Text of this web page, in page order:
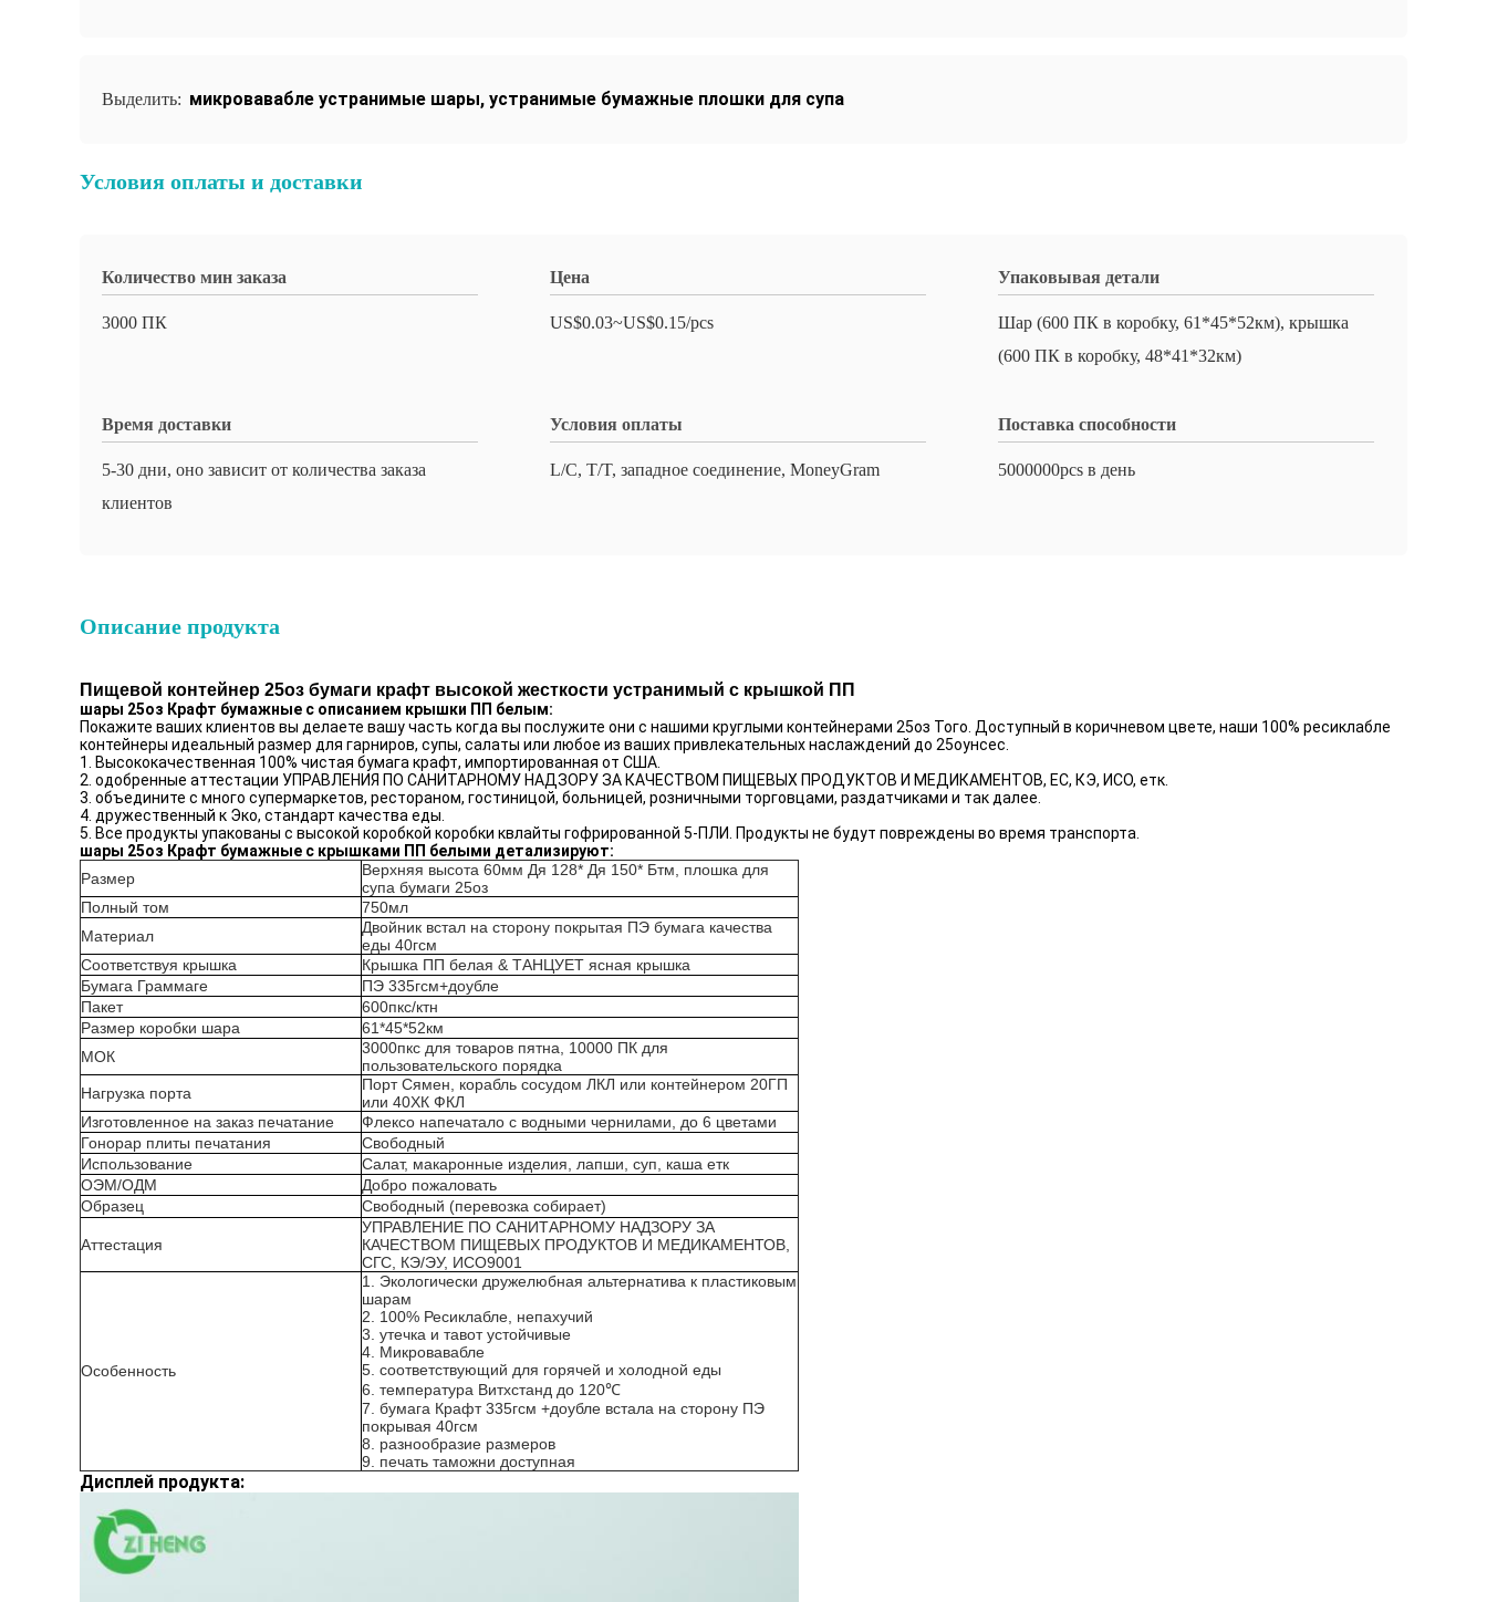
Выделить: микровавабле устранимые шары, устранимые бумажные плошки для супа
Условия оплаты и доставки
Количество мин заказа
3000 ПК
Цена
US$0.03~US$0.15/pcs
Упаковывая детали
Шар (600 ПК в коробку, 61*45*52км), крышка
(600 ПК в коробку, 48*41*32км)
Время доставки
5-30 дни, оно зависит от количества заказа
клиентов
Условия оплаты
L/C, T/T, западное соединение, MoneyGram
Поставка способности
5000000pcs в день
Описание продукта
Пищевой контейнер 25оз бумаги крафт высокой жесткости устранимый с крышкой ПП
шары 25оз Крафт бумажные с описанием крышки ПП белым:
Покажите ваших клиентов вы делаете вашу часть когда вы послужите они с нашими круглыми контейнерами 25оз Того. Доступный в коричневом цвете, наши 100% ресиклабле
контейнеры идеальный размер для гарниров, супы, салаты или любое из ваших привлекательных наслаждений до 25оунсес.
1. Высококачественная 100% чистая бумага крафт, импортированная от США.
2. одобренные аттестации УПРАВЛЕНИЯ ПО САНИТАРНОМУ НАДЗОРУ ЗА КАЧЕСТВОМ ПИЩЕВЫХ ПРОДУКТОВ И МЕДИКАМЕНТОВ, ЕС, КЭ, ИСО, етк.
3. объедините с много супермаркетов, рестораном, гостиницой, больницей, розничными торговцами, раздатчиками и так далее.
4. дружественный к Эко, стандарт качества еды.
5. Все продукты упакованы с высокой коробкой коробки квлайты гофрированной 5-ПЛИ. Продукты не будут повреждены во время транспорта.
шары 25оз Крафт бумажные с крышками ПП белыми детализируют:
Размер
Верхняя высота 60мм Дя 128* Дя 150* Бтм, плошка для
супа бумаги 25оз
Полный том
750мл
Материал
Двойник встал на сторону покрытая ПЭ бумага качества
еды 40гсм
Соответствуя крышка
Крышка ПП белая & ТАНЦУЕТ ясная крышка
Бумага Граммаге
ПЭ 335гсм+доубле
Пакет
600пкс/ктн
Размер коробки шара
61*45*52км
МОК
3000пкс для товаров пятна, 10000 ПК для
пользовательского порядка
Нагрузка порта
Порт Сямен, корабль сосудом ЛКЛ или контейнером 20ГП
или 40ХК ФКЛ
Изготовленное на заказ печатание
Флексо напечатало с водными чернилами, до 6 цветами
Гонорар плиты печатания
Свободный
Использование
Салат, макаронные изделия, лапши, суп, каша етк
ОЭМ/ОДМ
Добро пожаловать
Образец
Свободный (перевозка собирает)
Аттестация
УПРАВЛЕНИЕ ПО САНИТАРНОМУ НАДЗОРУ ЗА
КАЧЕСТВОМ ПИЩЕВЫХ ПРОДУКТОВ И МЕДИКАМЕНТОВ,
СГС, КЭ/ЭУ, ИСО9001
Особенность
1. Экологически дружелюбная альтернатива к пластиковым
шарам
2. 100% Ресиклабле, непахучий
3. утечка и тавот устойчивые
4. Микровавабле
5. соответствующий для горячей и холодной еды
6. температура Витхстанд до 120℃
7. бумага Крафт 335гсм +доубле встала на сторону ПЭ
покрывая 40гсм
8. разнообразие размеров
9. печать таможни доступная
Дисплей продукта: